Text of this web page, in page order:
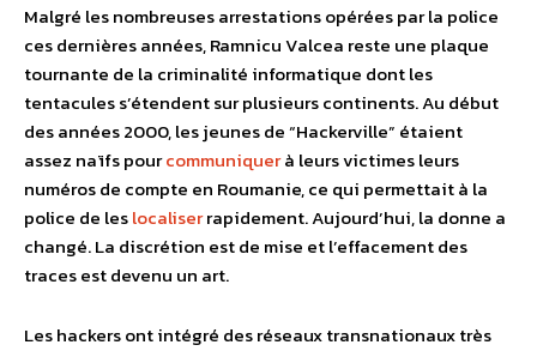
Malgré les nombreuses arrestations opérées par la police
ces dernières années, Ramnicu Valcea reste une plaque
tournante de la criminalité informatique dont les
tentacules s’étendent sur plusieurs continents. Au début
des années 2000, les jeunes de “Hackerville” étaient
assez naïfs pourcommuniquerà leurs victimes leurs
numéros de compte en Roumanie, ce qui permettait à la
police de leslocaliserrapidement. Aujourd’hui, la donne a
changé. La discrétion est de mise et l’effacement des
traces est devenu un art.
Les hackers ont intégré des réseaux transnationaux très